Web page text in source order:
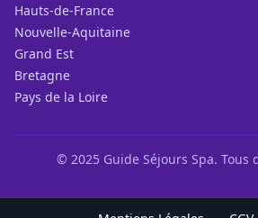
Hauts-de-France
Nouvelle-Aquitaine
Grand Est
Bretagne
Pays de la Loire
© 2025 Guide Séjours Spa. Tous